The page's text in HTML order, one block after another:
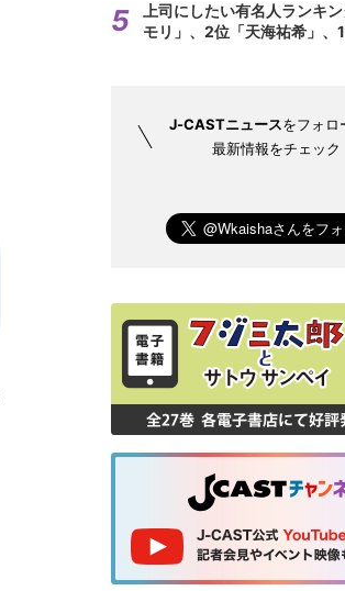
上司にしたい有名人ランキ
モリ」、2位「天海祐希」、
J-CASTニュースをフォロ
最新情報をチェック